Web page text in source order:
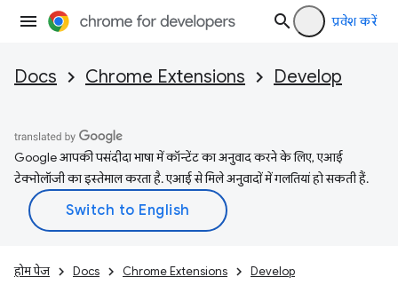
प्रवेश करें
Docs Chrome Extensions Develop
Google आपकी पसंदीदा भाषा में कॉन्टेंट का अनुवाद करने के लिए, एआई
टेक्नोलॉजी का इस्तेमाल करता है. एआई से मिले अनुवादों में गलतियां हो सकती हैं.
होम पेज Docs Chrome Extensions Develop